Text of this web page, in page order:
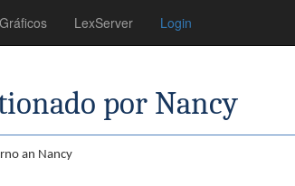
Gráficos LexServer Login
por Nancy
an Nancy